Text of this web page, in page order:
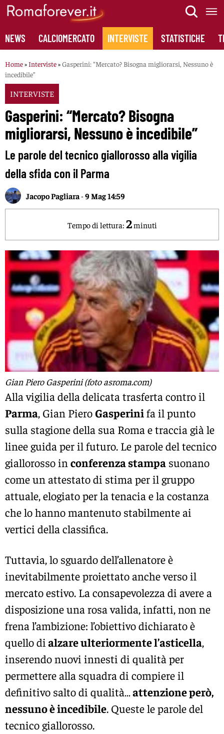
Skip
content
NEWS CALCIOMERCATO INTERVISTE STATISTICHE
Home»Interviste»Gasperini: “Mercato? Bisogna migliorarsi, Nessuno è
incedibile”
INTERVISTE
Gasperini: “Mercato? Bisogna
migliorarsi, Nessuno è incedibile”
Le parole del tecnico giallorosso alla vigilia
della sfida con il Parma
Jacopo Pagliara -9 Mag 14:59
Tempo di lettura: 2minuti
Gian Piero Gasperini (foto asroma.com)
Alla vigilia della delicata trasferta contro il
Parma, Gian PieroGasperinifa il punto
sulla stagione della sua Roma e traccia già le
linee guida per il futuro. Le parole del tecnico
giallorosso in conferenza stampa suonano
come un attestato di stima per il gruppo
attuale, elogiato per la tenacia e la costanza
che lo hanno mantenuto stabilmente ai
vertici della classifica.
Tuttavia, lo sguardo dell’allenatore è
inevitabilmente proiettato anche verso il
mercato estivo. La consapevolezza di avere a
disposizione una rosa valida, infatti, non ne
frena l’ambizione: l’obiettivo dichiarato è
quello di alzare ulteriormente l’asticella,
inserendo nuovi innesti di qualità per
permettere alla squadra di compiere il
definitivo salto di qualità…attenzione però,
nessuno è incedibile. Queste le parole del
tecnico giallorosso.